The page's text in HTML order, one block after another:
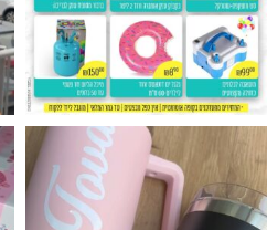
מטף לגילוי מין העובר חזר למלא